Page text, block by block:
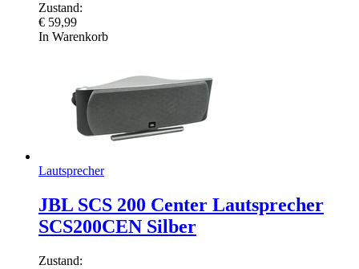
Zustand:
€ 59,99
In Warenkorb
Lautsprecher
JBL SCS 200 Center Lautsprecher
SCS200CEN Silber
Zustand: